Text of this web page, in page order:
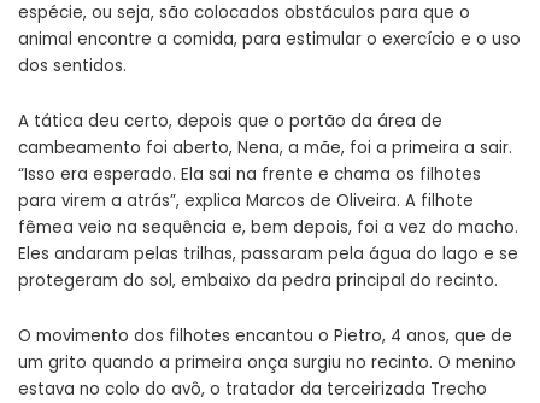
espécie, ou seja, são colocados obstáculos para que o
animal encontre a comida, para estimular o exercício e o uso
dos sentidos.
A tática deu certo, depois que o portão da área de
cambeamento foi aberto, Nena, a mãe, foi a primeira a sair.
“Isso era esperado. Ela sai na frente e chama os filhotes
para virem a atrás”, explica Marcos de Oliveira. A filhote
fêmea veio na sequência e, bem depois, foi a vez do macho.
Eles andaram pelas trilhas, passaram pela água do lago e se
protegeram do sol, embaixo da pedra principal do recinto.
O movimento dos filhotes encantou o Pietro, 4 anos, que de
um grito quando a primeira onça surgiu no recinto. O menino
estava no colo do avô, o tratador da terceirizada Trecho